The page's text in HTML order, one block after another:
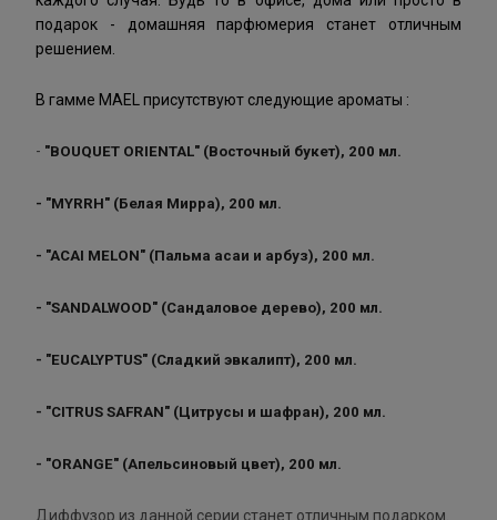
подарок - домашняя парфюмерия станет отличным
решением.
В гамме MAEL присутствуют следующие ароматы :
- "BOUQUET ORIENTAL" (Восточный букет), 200 мл.
- "MYRRH" (Белая Мирра), 200 мл.
- "ACAI MELON" (Пальма асаи и арбуз), 200 мл.
- "SANDALWOOD" (Сандаловое дерево), 200 мл.
- "EUCALYPTUS" (Сладкий эвкалипт), 200 мл.
- "CITRUS SAFRAN" (Цитрусы и шафран), 200 мл.
- "ORANGE" (Апельсиновый цвет), 200 мл.
Диффузор из данной серии станет отличным подарком.